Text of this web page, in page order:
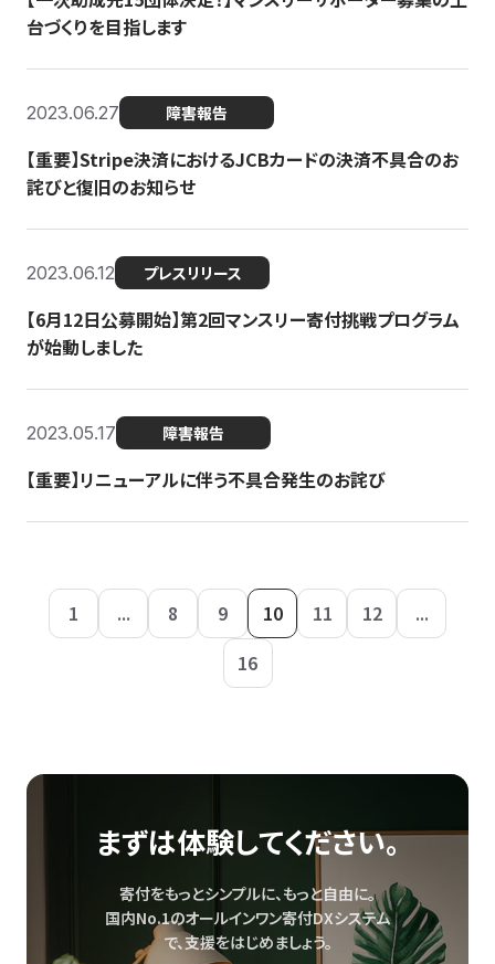
台づくりを目指します
2023.06.27 障害報告
【重要】Stripe決済におけるJCBカードの決済不具合のお
詫びと復旧のお知らせ
2023.06.12 プレスリリース
【6月12日公募開始】第2回マンスリー寄付挑戦プログラム
が始動しました
2023.05.17 障害報告
【重要】リニューアルに伴う不具合発生のお詫び
1 ... 8 9 10 11 12
...
16
まずは体験してください。
寄付をもっとシンプルに、もっと自由に。
国内No.1のオールインワン寄付DXシステム
で、支援をはじめましょう。